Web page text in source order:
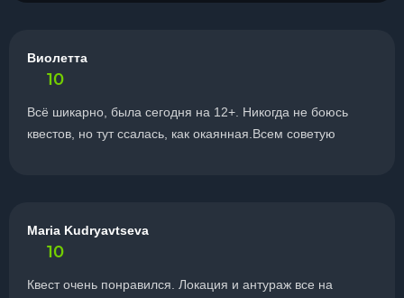
Виолетта
10
Всё шикарно, была сегодня на 12+. Никогда не боюсь
квестов, но тут ссалась, как окаянная.Всем советую
Maria Kudryavtseva
10
Квест очень понравился. Локация и антураж все на